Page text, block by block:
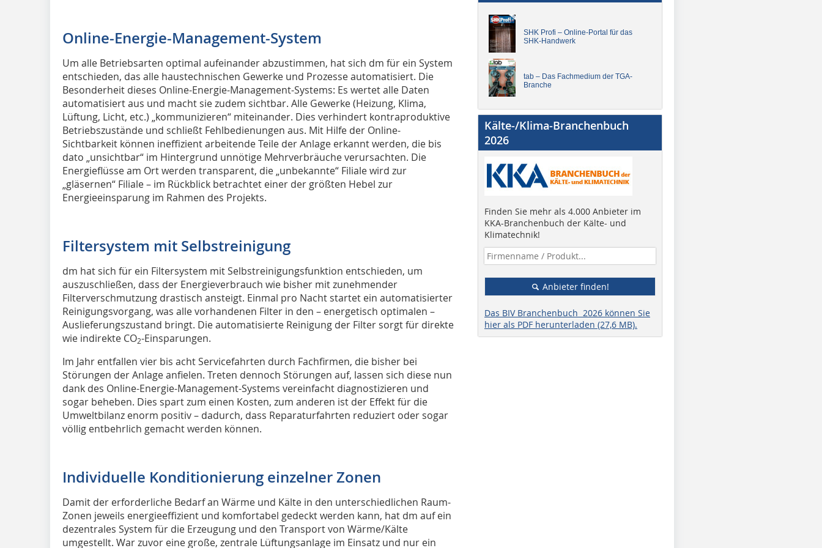
Online-Energie-Management-System
Um alle Betriebsarten optimal aufeinander abzustimmen, hat sich dm für ein System
entschieden, das alle haustechnischen Gewerke und Prozesse automatisiert. Die
Besonderheit dieses Online-Energie-Management-Systems: Es wertet alle Daten
automatisiert aus und macht sie zudem sichtbar. Alle Gewerke (Heizung, Klima,
Lüftung, Licht, etc.) „kommunizieren“ miteinander. Dies verhindert kontraproduktive
Betriebszustände und schließt Fehlbedienungen aus. Mit Hilfe der Online-
Sichtbarkeit können ineffizient arbeitende Teile der Anlage erkannt werden, die bis
dato „unsichtbar“ im Hintergrund unnötige Mehrverbräuche verursachten. Die
Energieflüsse am Ort werden transparent, die „unbekannte“ Filiale wird zur
„gläsernen“ Filiale – im Rückblick betrachtet einer der größten Hebel zur
Energieeinsparung im Rahmen des Projekts.
Filtersystem mit Selbstreinigung
dm hat sich für ein Filtersystem mit Selbstreinigungsfunktion entschieden, um
auszuschließen, dass der Energieverbrauch wie bisher mit zunehmender
Filterverschmutzung drastisch ansteigt. Einmal pro Nacht startet ein automatisierter
Reinigungsvorgang, was alle vorhandenen Filter in den – energetisch optimalen –
Auslieferungszustand bringt. Die automatisierte Reinigung der Filter sorgt für direkte
wie indirekte CO2-Einsparungen.
Im Jahr entfallen vier bis acht Servicefahrten durch Fachfirmen, die bisher bei
Störungen der Anlage anfielen. Treten dennoch Störungen auf, lassen sich diese nun
dank des Online-Energie-Management-Systems vereinfacht diagnostizieren und
sogar beheben. Dies spart zum einen Kosten, zum anderen ist der Effekt für die
Umweltbilanz enorm positiv – dadurch, dass Reparaturfahrten reduziert oder sogar
völlig entbehrlich gemacht werden können.
Individuelle Konditionierung einzelner Zonen
Damit der erforderliche Bedarf an Wärme und Kälte in den unterschiedlichen Raum-
Zonen jeweils energieeffizient und komfortabel gedeckt werden kann, hat dm auf ein
dezentrales System für die Erzeugung und den Transport von Wärme/Kälte
umgestellt. War zuvor eine große, zentrale Lüftungsanlage im Einsatz und nur ein
SHK Profi – Online-Portal für das
SHK-Handwerk
tab – Das Fachmedium der TGA-
Branche
Kälte-/Klima-Branchenbuch
2026
Finden Sie mehr als 4.000 Anbieter im
KKA-Branchenbuch der Kälte- und
Klimatechnik!
Anbieter finden!
Das BIV Branchenbuch 2026 können Sie
hier als PDF herunterladen (27,6 MB).